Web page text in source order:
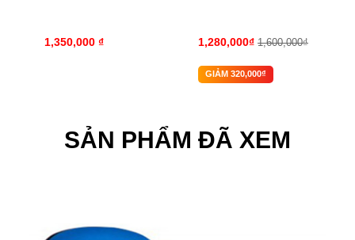
1,350,000 ₫ 1,280,000₫ 1,600,000₫
GIẢM 320,000₫
SẢN PHẨM ĐÃ XEM